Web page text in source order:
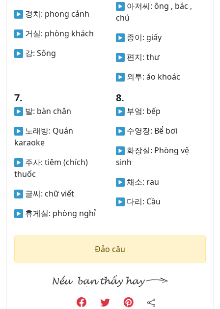
경치: phong cảnh
거실: phòng khách
강: Sông
아저씨: ông , bác ,
chú
종이: giấy
편지: thư
외투: áo khoác
7.
발: bàn chân
노래방: Quán
karaoke
주사: tiêm (chích)
thuốc
글씨: chữ viết
휴게실: phòng nghỉ
8.
부엌: bếp
수영장: Bể bơi
화장실: Phòng vệ
sinh
채소: rau
다리: Cầu
Đảo câu